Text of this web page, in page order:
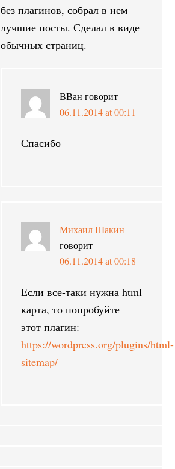
без плагинов, собрал в нем
лучшие посты. Сделал в виде
обычных страниц.
ВВан говорит
06.11.2014 at 00:11
Спасибо
Михаил Шакин
говорит
06.11.2014 at 00:18
Если все-таки нужна html
карта, то попробуйте
этот плагин:
https://wordpress.org/plugins/html-
sitemap/